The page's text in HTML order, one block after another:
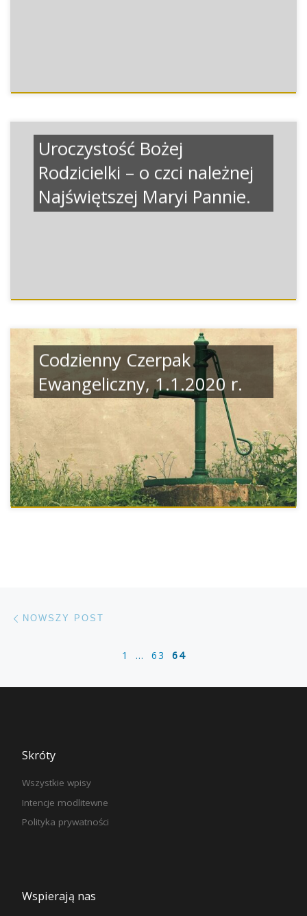
Uroczystość Bożej
Rodzicielki – o czci należnej
Najświętszej Maryi Pannie.
Codzienny Czerpak
Ewangeliczny, 1.1.2020 r.
Nawigacja postów
NOWSZY POST
1 … 63 64
Skróty
Wszystkie wpisy
Intencje modlitewne
Polityka prywatności
Wspierają nas